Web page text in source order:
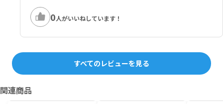
0人がいいねしています！
すべてのレビューを見る
関連商品